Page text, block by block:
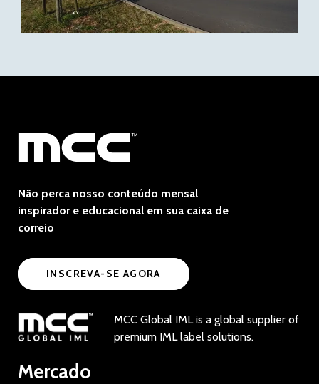
Não perca nosso conteúdo mensal
inspirador e educacional em sua caixa de
correio
INSCREVA-SE AGORA
MCC Global IML is a global supplier of
premium IML label solutions.
Mercado